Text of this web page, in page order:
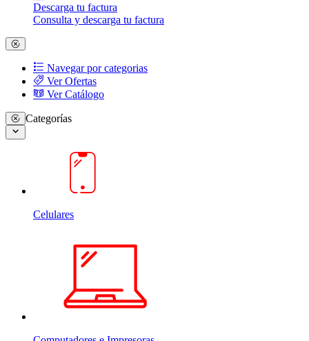
Descarga tu factura
Consulta y descarga tu factura
Navegar por categorias
Ver Ofertas
Ver Catálogo
Categorías
Celulares